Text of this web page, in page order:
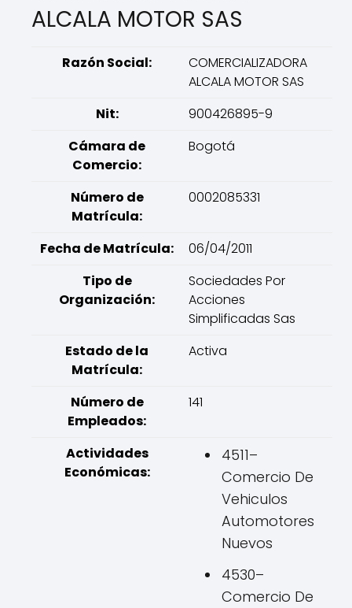
ALCALA MOTOR SAS
Razón Social:
COMERCIALIZADORA
ALCALA MOTOR SAS
Nit:
900426895-9
Cámara de
Comercio:
Bogotá
Número de
Matrícula:
0002085331
Fecha de Matrícula:
06/04/2011
Tipo de
Organización:
Sociedades Por
Acciones
Simplificadas Sas
Estado de la
Matrícula:
Activa
Número de
Empleados:
141
Actividades
Económicas:
4511–
Comercio De
Vehiculos
Automotores
Nuevos
4530–
Comercio De